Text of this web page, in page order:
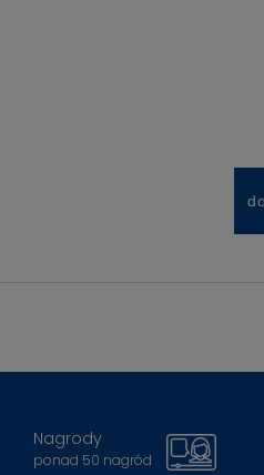
Nagrody
ponad 50 nagród